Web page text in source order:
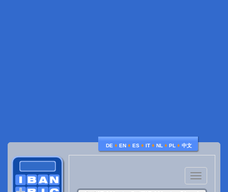
DE ♦ EN ♦ ES ♦ IT ♦ NL ♦ PL ♦ 中文
Toggle
navigation